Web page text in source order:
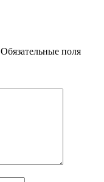
Обязательные поля